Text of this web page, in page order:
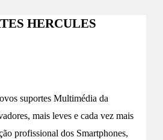
HERCULES
suportes Multimédia da
mais leves e cada vez mais
profissional dos Smartphones,